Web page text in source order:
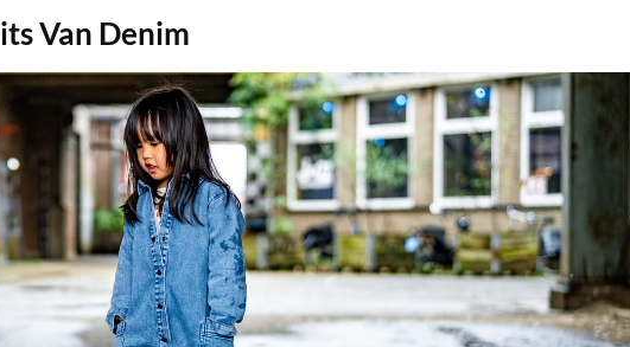
Van Denim